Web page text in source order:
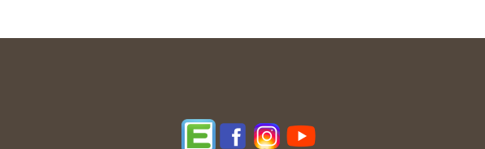
EdupageFacebookInstagramYouTube